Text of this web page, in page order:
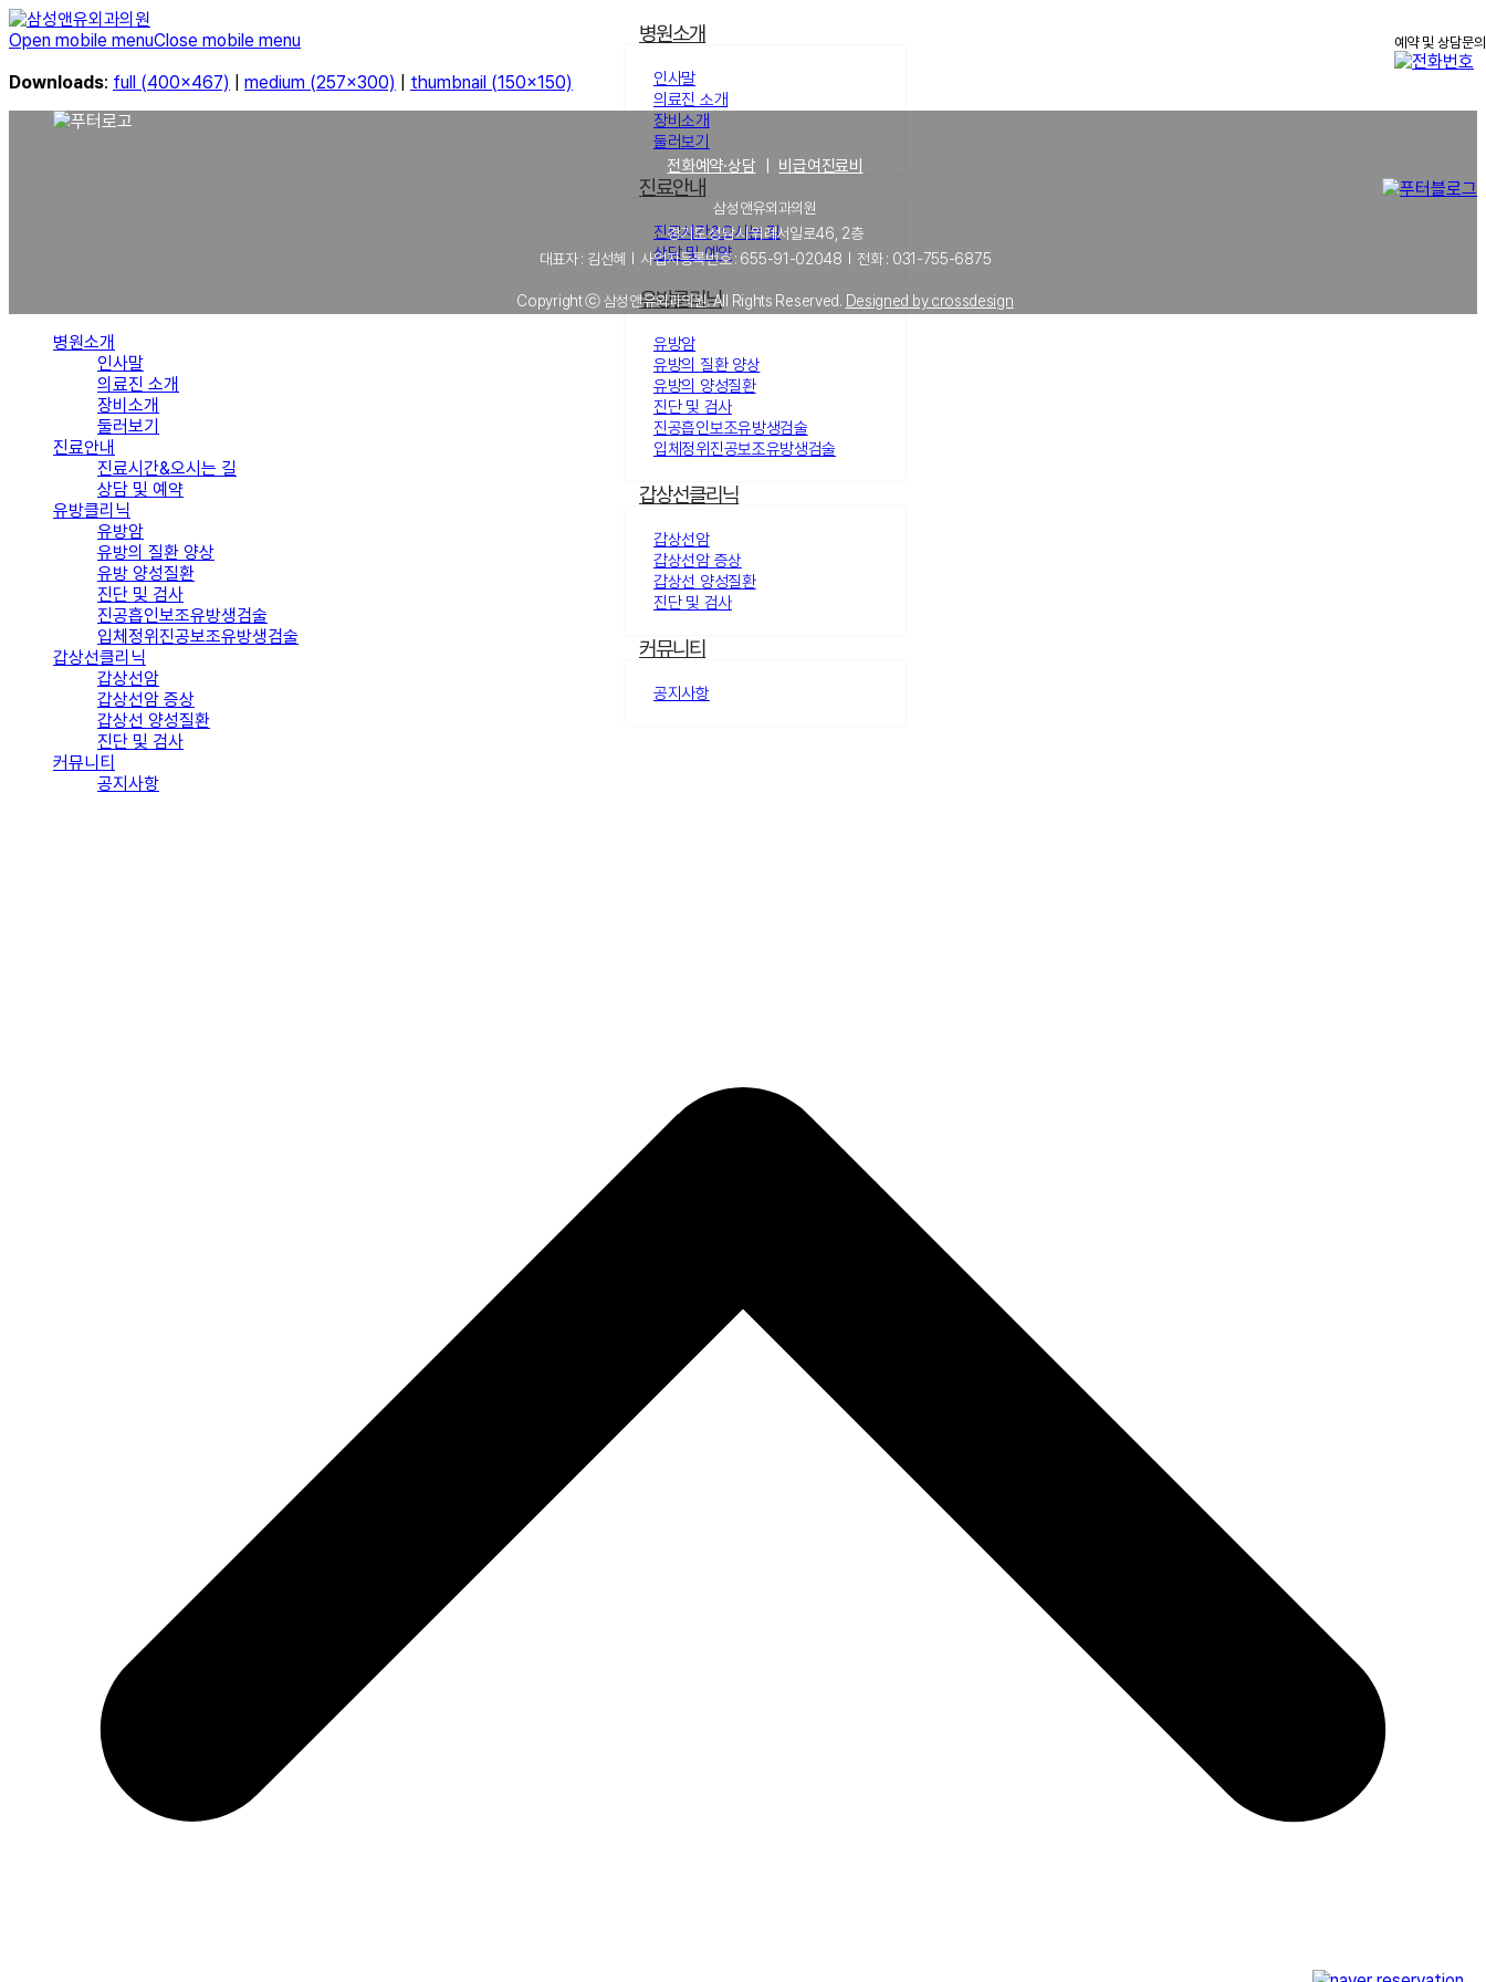
병원소개
인사말
의료진 소개
장비소개
둘러보기
진료안내
진료시간&오시는 길
상담 및 예약
유방클리닉
유방암
유방의 질환 양상
유방의 양성질환
진단 및 검사
진공흡인보조유방생검술
입체정위진공보조유방생검술
갑상선클리닉
갑상선암
갑상선암 증상
갑상선 양성질환
진단 및 검사
커뮤니티
공지사항
Open mobile menuClose mobile menu 예약 및 상담문의
Downloads: full (400x467) medium (257x300) thumbnail (150x150)
전화예약·상담 비급여진료비
삼성앤유외과의원
경기도 성남시 위례서일로46, 2층
대표자 : 김선혜 l 사업자등록번호 : 655-91-02048 l 전화 : 031-755-6875
Copyright ⓒ 삼성앤유외과의원. All Rights Reserved. Designed by crossdesign
병원소개
인사말
의료진 소개
장비소개
둘러보기
진료안내
진료시간&오시는 길
상담 및 예약
유방클리닉
유방암
유방의 질환 양상
유방 양성질환
진단 및 검사
진공흡인보조유방생검술
입체정위진공보조유방생검술
갑상선클리닉
갑상선암
갑상선암 증상
갑상선 양성질환
진단 및 검사
커뮤니티
공지사항